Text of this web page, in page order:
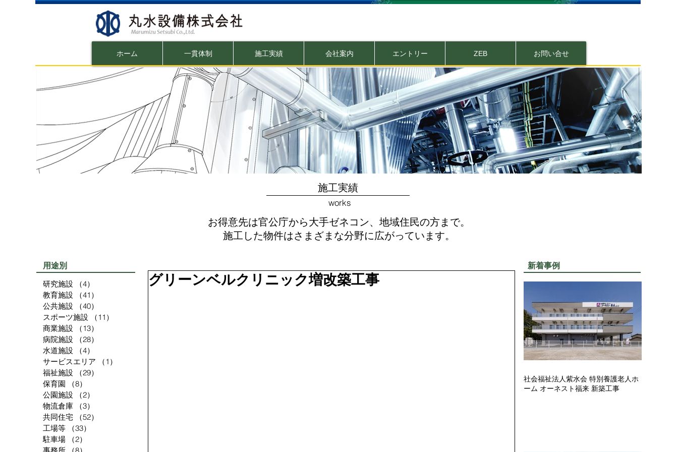
ホーム 一貫体制 施工実績 会社案内 エントリー ZEB お問い合せ
​施工実績
works
お得意先は官公庁から大手ゼネコン、地域住民の方まで。
施工した物件はさまざまな分野に広がっています。
グリーンベルクリニック増改築工事
用途別
研究施設 （4）
教育施設
（41）
公共施設
（40）
スポーツ施設
（11）
商業施設
（13）
病院施設
（28）
水道施設
（4）
サービスエリア
（1）
福祉施設
（29）
保育園
（8）
公園施設
（2）
物流倉庫
（3）
共同住宅
（52）
工場等
（33）
駐車場
（2）
新着事例
社会福祉法人紫水会 特別養護老人ホ
ーム オーネスト福来 新築工事